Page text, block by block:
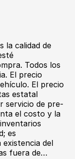
la calidad de
Todos los
El precio
El precio
estatal
servicio de pre-
el costo y la
es
existencia del
fuera de…